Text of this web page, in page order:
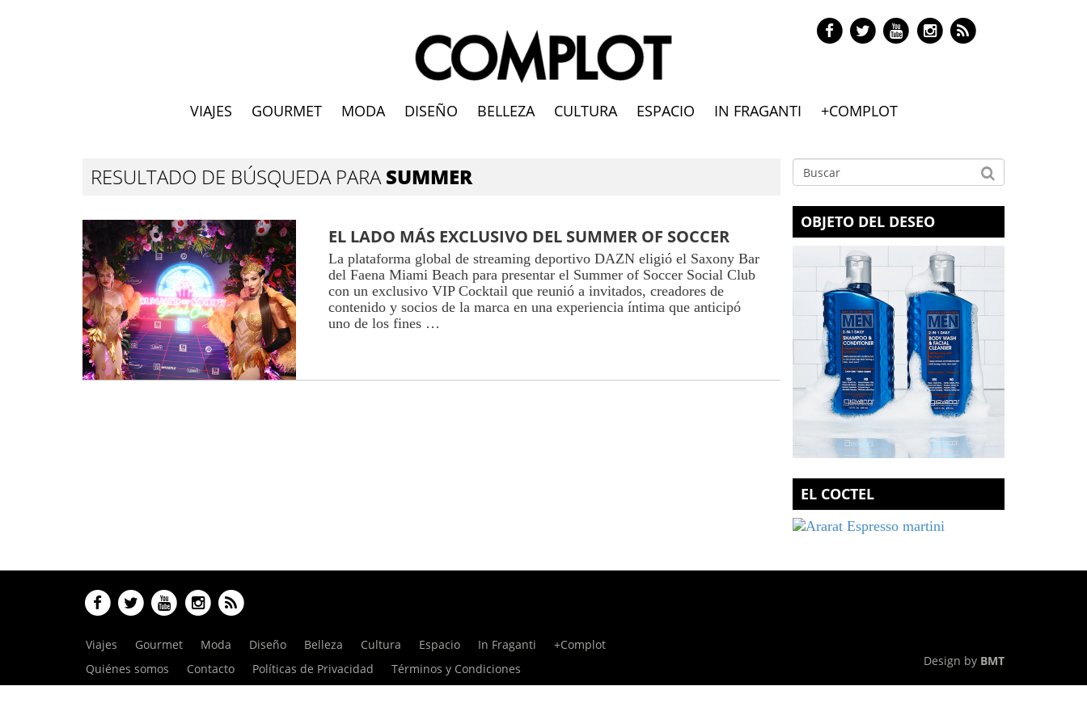
VIAJES GOURMET MODA DISEÑO BELLEZA CULTURA ESPACIO IN FRAGANTI +COMPLOT
RESULTADO DE BÚSQUEDA PARASUMMER
EL LADO MÁS EXCLUSIVO DEL SUMMER OF SOCCER
La plataforma global de streaming deportivo DAZN eligió el Saxony Bar
del Faena Miami Beach para presentar el Summer of Soccer Social Club
con un exclusivo VIP Cocktail que reunió a invitados, creadores de
contenido y socios de la marca en una experiencia íntima que anticipó
uno de los fines …
OBJETO DEL DESEO
EL COCTEL
Viajes Gourmet Moda Diseño Belleza Cultura Espacio In Fraganti
+Complot
Quiénes somos
Contacto Políticas de Privacidad Términos y Condiciones
Design by BMT